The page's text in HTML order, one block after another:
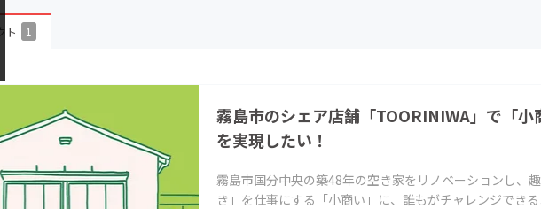
チャレンジ
CAMPFIRE for Social Good
CAMPFIRE Creation
CAMPFIREふるさと納税
machi-ya コミュニティ
ト 1
霧島市のシェア店舗「TOORINIWA」で「小
を実現したい！
霧島市国分中央の築48年の空き家をリノベーションし、
き」を仕事にする「小商い」に、誰もがチャレンジでき